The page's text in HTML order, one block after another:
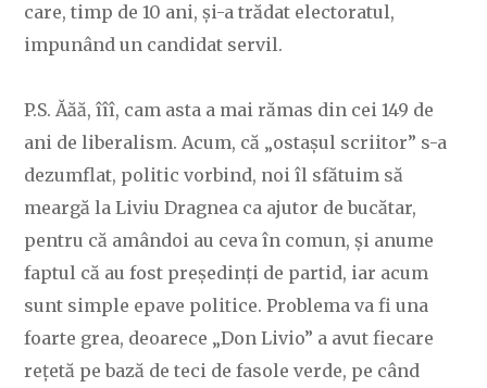
care, timp de 10 ani, și-a trădat electoratul,
impunând un candidat servil.
P.S. Ăăă, îîî, cam asta a mai rămas din cei 149 de
ani de liberalism. Acum, că „ostașul scriitor” s-a
dezumflat, politic vorbind, noi îl sfătuim să
meargă la Liviu Dragnea ca ajutor de bucătar,
pentru că amândoi au ceva în comun, și anume
faptul că au fost președinți de partid, iar acum
sunt simple epave politice. Problema va fi una
foarte grea, deoarece „Don Livio” a avut fiecare
rețetă pe bază de teci de fasole verde, pe când